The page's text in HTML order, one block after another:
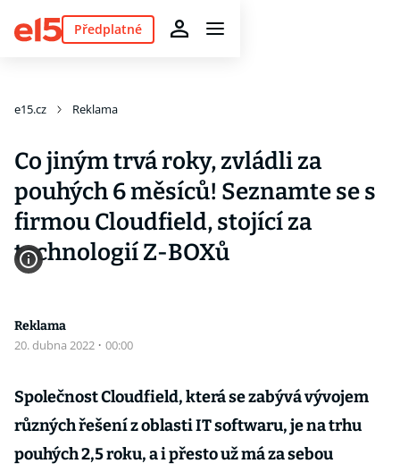
Předplatné
e15.cz Reklama
Co jiným trvá roky, zvládli za
pouhých 6 měsíců! Seznamte se s
firmou Cloudfield, stojící za
technologií Z-BOXů
Reklama
20. dubna 2022 · 00:00
Společnost Cloudfield, která se zabývá vývojem
různých řešení z oblasti IT softwaru, je na trhu
pouhých 2,5 roku, a i přesto už má za sebou